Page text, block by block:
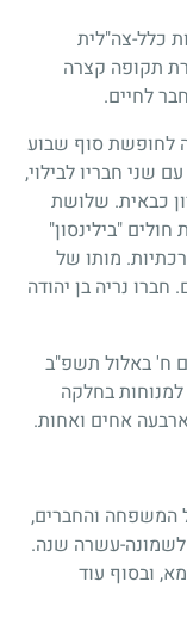
כלל-צה"לית
תקופה קצרה
לחיים.
ובשמחה לחופשת סוף שבוע
שני חבריו לבילוי,
כבאית. שלושת
"בילינסון"
מותו של
נריה בן יהודה
ח' באלול תשפ"ב
בחלקה
אחים ואחות.
המשפחה והחברים,
לשמונה-עשרה שנה.
ובסוף עוד